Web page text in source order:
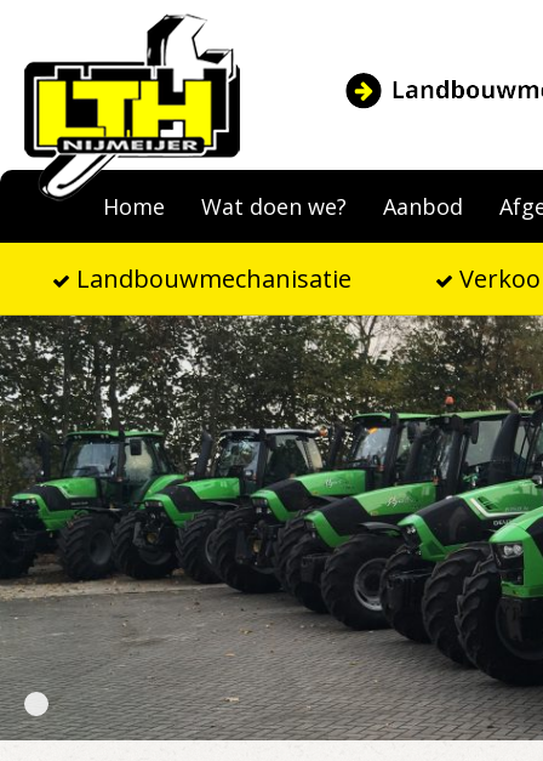
Home Wat doen we? Aanbod
Landbouwmechanisatie